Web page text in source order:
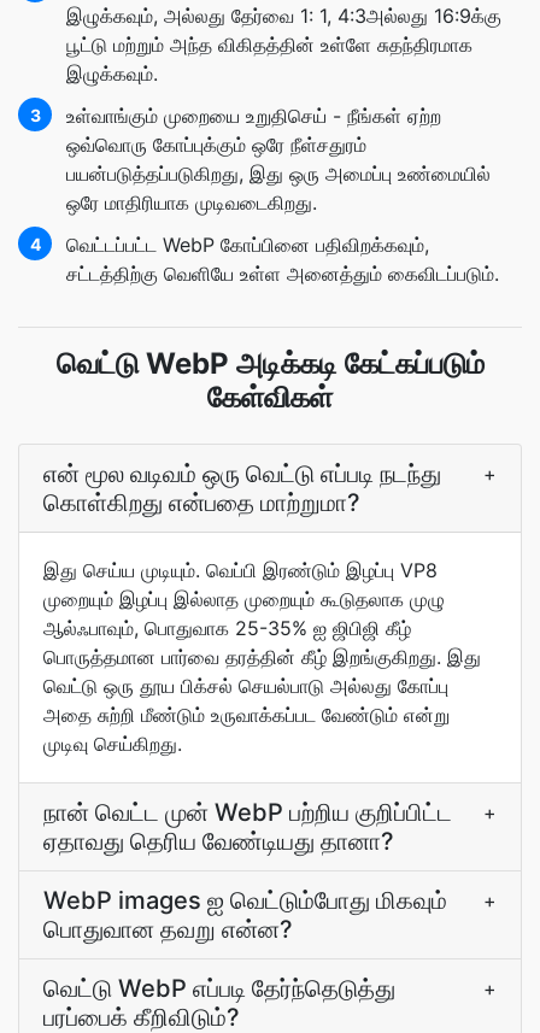
இழுக்கவும், அல்லது தேர்வை 1: 1, 4:3அல்லது 16:9க்கு
பூட்டு மற்றும் அந்த விகிதத்தின் உள்ளே சுதந்திரமாக
இழுக்கவும்.
3
உள்வாங்கும் முறையை உறுதிசெய் - நீங்கள் ஏற்ற
ஒவ்வொரு கோப்புக்கும் ஒரே நீள்சதுரம்
பயன்படுத்தப்படுகிறது, இது ஒரு அமைப்பு உண்மையில்
ஒரே மாதிரியாக முடிவடைகிறது.
4
வெட்டப்பட்ட WebP கோப்பினை பதிவிறக்கவும்,
சட்டத்திற்கு வெளியே உள்ள அனைத்தும் கைவிடப்படும்.
வெட்டு WebP அடிக்கடி கேட்கப்படும்
கேள்விகள்
என் மூல வடிவம் ஒரு வெட்டு எப்படி நடந்து
கொள்கிறது என்பதை மாற்றுமா?
+
இது செய்ய முடியும். வெப்பி இரண்டும் இழப்பு VP8
முறையும் இழப்பு இல்லாத முறையும் கூடுதலாக முழு
ஆல்ஃபாவும், பொதுவாக 25-35% ஐ ஜிபிஜி கீழ்
பொருத்தமான பார்வை தரத்தின் கீழ் இறங்குகிறது. இது
வெட்டு ஒரு தூய பிக்சல் செயல்பாடு அல்லது கோப்பு
அதை சுற்றி மீண்டும் உருவாக்கப்பட வேண்டும் என்று
முடிவு செய்கிறது.
நான் வெட்ட முன் WebP பற்றிய குறிப்பிட்ட
ஏதாவது தெரிய வேண்டியது தானா?
+
WebP images ஐ வெட்டும்போது மிகவும்
பொதுவான தவறு என்ன?
+
வெட்டு WebP எப்படி தேர்ந்தெடுத்து
பரப்பைக் கீறிவிடும்?
+